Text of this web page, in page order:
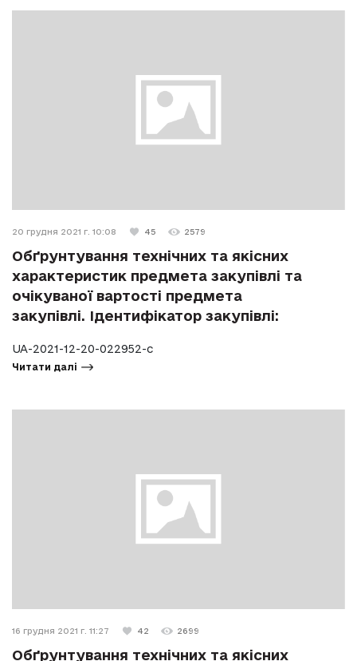
20 грудня 2021 г. 10:08 45 2579
Обґрунтування технічних та якісних
характеристик предмета закупівлі та
очікуваної вартості предмета
закупівлі. Ідентифікатор закупівлі:
UA-2021-12-20-022952-c
Читати далі
16 грудня 2021 г. 11:27 42 2699
Обґрунтування технічних та якісних